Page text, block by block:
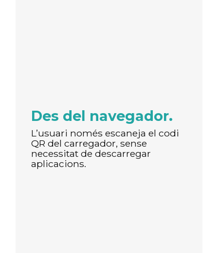
Des del navegador.
L’usuari només escaneja el codi
QR del carregador, sense
necessitat de descarregar
aplicacions.